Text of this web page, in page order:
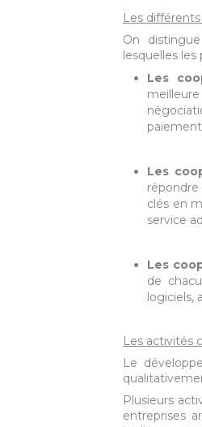
Les
On
lesquelles
Les
Les
clés en
service
Les
de
logiciels,
Les activités
Le
Plusieurs
entreprises